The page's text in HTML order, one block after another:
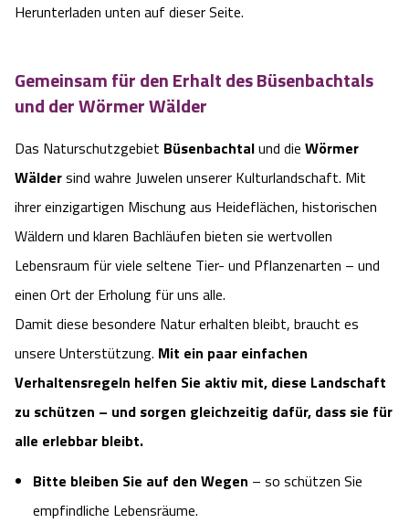
Herunterladen unten auf dieser Seite.
Gemeinsam für den Erhalt des Büsenbachtals
und der Wörmer Wälder
Das Naturschutzgebiet Büsenbachtalund die Wörmer
Wäldersind wahre Juwelen unserer Kulturlandschaft. Mit
ihrer einzigartigen Mischung aus Heideflächen, historischen
Wäldern und klaren Bachläufen bieten sie wertvollen
Lebensraum für viele seltene Tier- und Pflanzenarten – und
einen Ort der Erholung für uns alle.
Damit diese besondere Natur erhalten bleibt, braucht es
unsere Unterstützung. Mit ein paar einfachen
Verhaltensregeln helfen Sie aktiv mit, diese Landschaft
zu schützen – und sorgen gleichzeitig dafür, dass sie für
alle erlebbar bleibt.
Bitte bleiben Sie auf den Wegen – so schützen Sie
empfindliche Lebensräume.